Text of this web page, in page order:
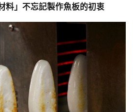
料」不忘記製作魚板的初衷